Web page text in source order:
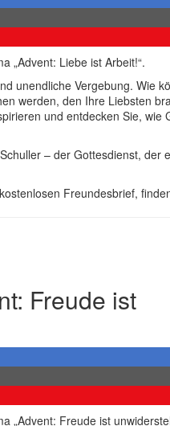
„Advent: Liebe ist Arbeit!“.
unendliche Vergebung. Wie
werden, den Ihre Liebsten
und entdecken Sie, wie
– der Gottesdienst, der
Freundesbrief,
Freude ist
„Advent: Freude ist